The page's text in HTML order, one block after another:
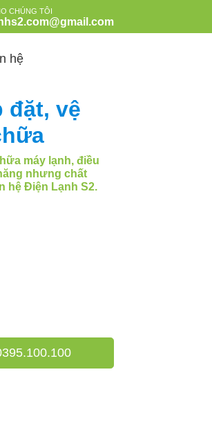
CHÚNG TÔI
hệ
đặt, vệ
máy lạnh, điều
nhưng chất
hệ Điện Lạnh S2.